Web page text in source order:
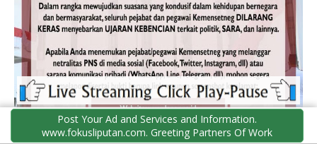
Post Your Ad and Services and Information.
www.fokusliputan.com. Greeting Partners Of Work